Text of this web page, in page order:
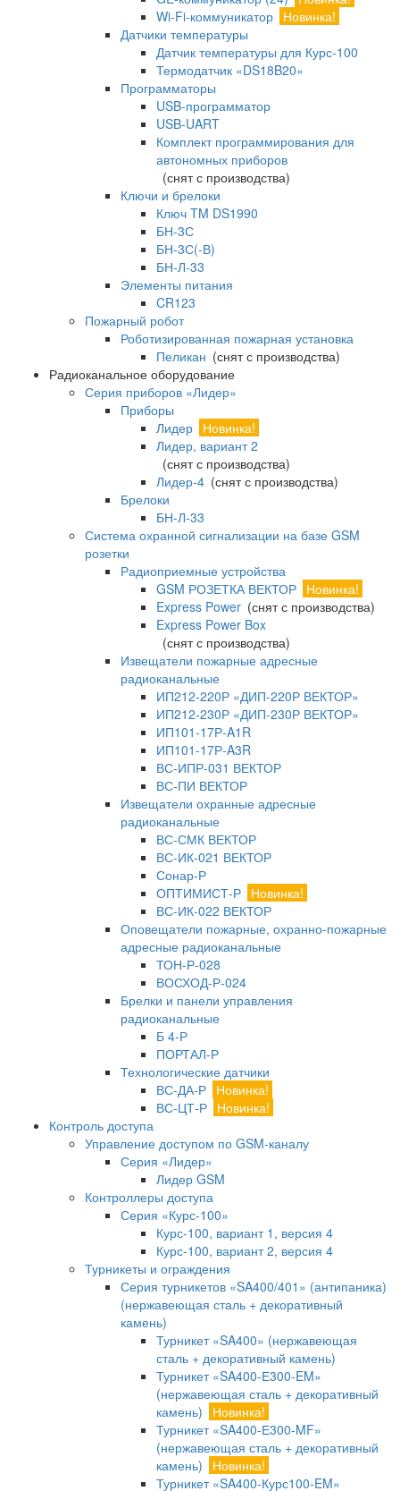
Wi-Fi-коммуникатор Новинка!
Датчики температуры
Датчик температуры для Курс-100
Термодатчик «DS18B20»
Программаторы
USB-программатор
USB-UART
Комплект программирования для
автономных приборов
(снят с производства)
Ключи и брелоки
Ключ TM DS1990
БН-3С
БН-3С(-В)
БН-Л-33
Элементы питания
CR123
Пожарный робот
Роботизированная пожарная установка
Пеликан (снят с производства)
Радиоканальное оборудование
Серия приборов «Лидер»
Приборы
Лидер Новинка!
Лидер, вариант 2
(снят с производства)
Лидер-4 (снят с производства)
Брелоки
БН-Л-33
Система охранной сигнализации на базе GSM
розетки
Радиоприемные устройства
GSM РОЗЕТКА ВЕКТОР Новинка!
Express Power (снят с производства)
Express Power Box
(снят с производства)
Извещатели пожарные адресные
радиоканальные
ИП212-220Р «ДИП-220Р ВЕКТОР»
ИП212-230Р «ДИП-230Р ВЕКТОР»
ИП101-17Р-A1R
ИП101-17Р-A3R
ВС-ИПР-031 ВЕКТОР
ВС-ПИ ВЕКТОР
Извещатели охранные адресные
радиоканальные
ВС-СМК ВЕКТОР
ВС-ИК-021 ВЕКТОР
Сонар-Р
ОПТИМИСТ-Р Новинка!
ВС-ИК-022 ВЕКТОР
Оповещатели пожарные, охранно-пожарные
адресные радиоканальные
ТОН-Р-028
ВОСХОД-Р-024
Брелки и панели управления
радиоканальные
Б 4-Р
ПОРТАЛ-Р
Технологические датчики
ВС-ДА-Р Новинка!
ВС-ЦТ-Р Новинка!
Контроль доступа
Управление доступом по GSM-каналу
Серия «Лидер»
Лидер GSM
Контроллеры доступа
Серия «Курс-100»
Курс-100, вариант 1, версия 4
Курс-100, вариант 2, версия 4
Турникеты и ограждения
Серия турникетов «SA400/401» (антипаника)
(нержавеющая сталь + декоративный
камень)
Турникет «SA400» (нержавеющая
сталь + декоративный камень)
Турникет «SA400-Е300-EM»
(нержавеющая сталь + декоративный
камень)
Новинка!
Турникет «SA400-Е300-MF»
(нержавеющая сталь + декоративный
камень)
Новинка!
Турникет «SA400-Курс100-EM»